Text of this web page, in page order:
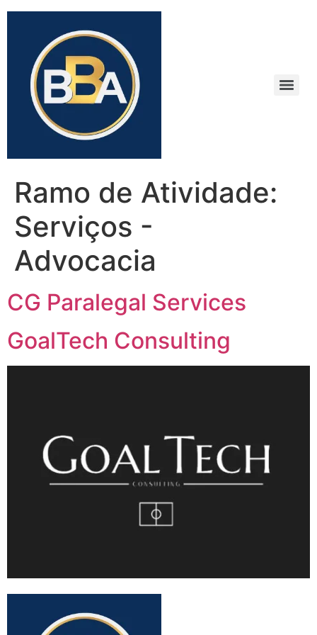
Ramo de Atividade:
Serviços -
Advocacia
CG Paralegal Services
GoalTech Consulting